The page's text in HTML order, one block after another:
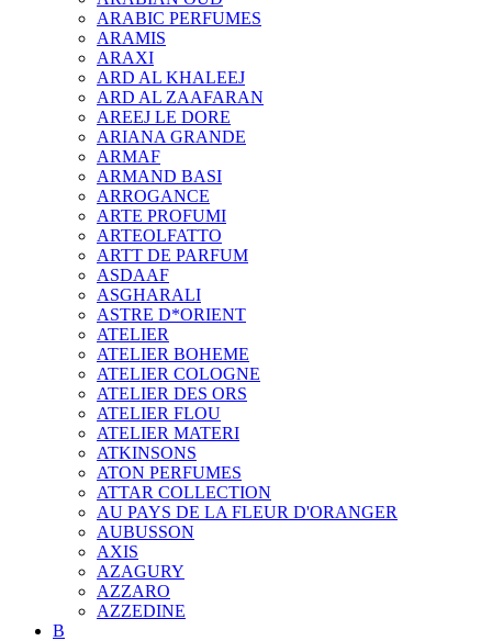
ARABIC PERFUMES
ARAMIS
ARAXI
ARD AL KHALEEJ
ARD AL ZAAFARAN
AREEJ LE DORE
ARIANA GRANDE
ARMAF
ARMAND BASI
ARROGANCE
ARTE PROFUMI
ARTEOLFATTO
ARTT DE PARFUM
ASDAAF
ASGHARALI
ASTRE D*ORIENT
ATELIER
ATELIER BOHEME
ATELIER COLOGNE
ATELIER DES ORS
ATELIER FLOU
ATELIER MATERI
ATKINSONS
ATON PERFUMES
ATTAR COLLECTION
AU PAYS DE LA FLEUR D'ORANGER
AUBUSSON
AXIS
AZAGURY
AZZARO
AZZEDINE
B